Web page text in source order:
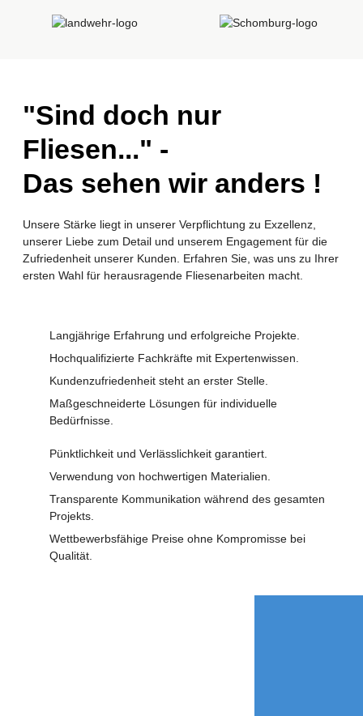
"Sind doch nur
Fliesen..." -
Das sehen wir anders !
Unsere Stärke liegt in unserer Verpflichtung zu Exzellenz,
unserer Liebe zum Detail und unserem Engagement für die
Zufriedenheit unserer Kunden. Erfahren Sie, was uns zu Ihrer
ersten Wahl für herausragende Fliesenarbeiten macht.
Langjährige Erfahrung und erfolgreiche Projekte.
Hochqualifizierte Fachkräfte mit Expertenwissen.
Kundenzufriedenheit steht an erster Stelle.
Maßgeschneiderte Lösungen für individuelle
Bedürfnisse.
Pünktlichkeit und Verlässlichkeit garantiert.
Verwendung von hochwertigen Materialien.
Transparente Kommunikation während des gesamten
Projekts.
Wettbewerbsfähige Preise ohne Kompromisse bei
Qualität.